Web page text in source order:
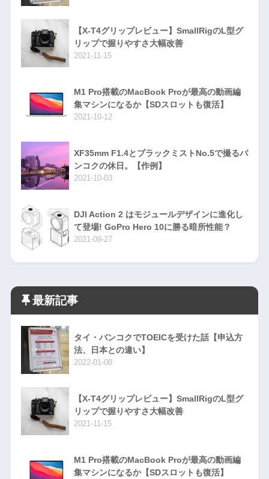
【X-T4グリップレビュー】SmallRigのL型グ
リップで握りやすさ大幅改善
2021-11-15
M1 Pro搭載のMacBook Proが最高の動画編
集マシンになるか【SDスロットも復活】
2021-10-12
XF35mm F1.4とブラックミストNo.5で撮るバ
ンコクの休日。【作例】
2021-10-03
DJI Action 2 はモジュールデザインに進化し
て登場! GoPro Hero 10に勝る暗所性能？
2021-09-27
最新記事
タイ・バンコクでTOEICを受けた話【申込方
法、日本との違い】
2022-01-08
【X-T4グリップレビュー】SmallRigのL型グ
リップで握りやすさ大幅改善
2021-11-15
M1 Pro搭載のMacBook Proが最高の動画編
集マシンになるか【SDスロットも復活】